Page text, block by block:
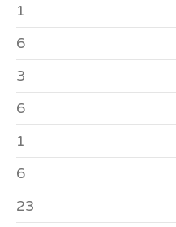
1
6
3
6
1
6
23